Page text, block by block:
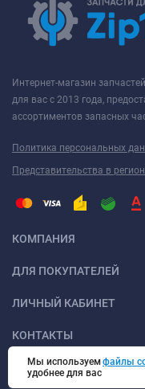
Интернет-магазин
для вас с 2013 года,
ассортиментов запасных
Политика персональных
Представительства в
КОМПАНИЯ
ДЛЯ ПОКУПАТЕЛЕЙ
ЛИЧНЫЙ КАБИНЕТ
КОНТАКТЫ
Мы используемфайлы
удобнее для вас